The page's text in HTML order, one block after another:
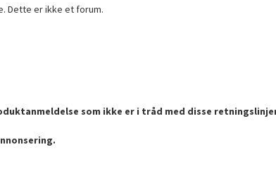
Dette er ikke et forum.
som ikke er i tråd med disse